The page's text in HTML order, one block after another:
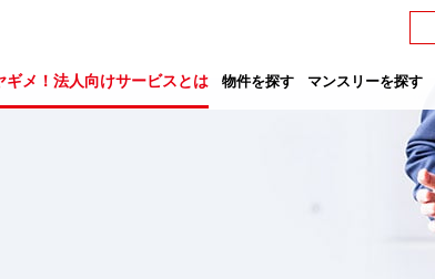
ギメ！法人向けサービスとは 物件を探す マンスリーを探す